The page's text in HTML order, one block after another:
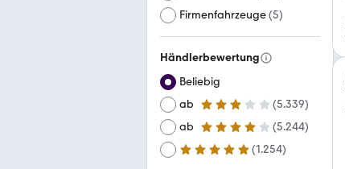
Firmenfahrzeuge(5)
Händlerbewertung
Beliebig
ab
3 Sterne (5.339)
ab
4 Sterne (5.244)
ab
5 Sterne (1.254)